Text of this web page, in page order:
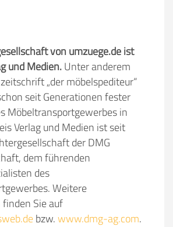
von umzuege.de ist
und Medien.Unter anderem
„der möbelspediteur“
seit Generationen fester
Möbeltransportgewerbes in
Verlag und Medien ist seit
der DMG
dem führenden
des
Weitere
Sie auf
bzw.www.dmg-ag.com.